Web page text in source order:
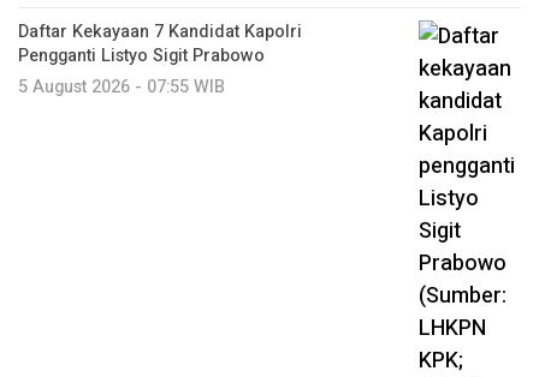
Daftar Kekayaan 7 Kandidat Kapolri
Pengganti Listyo Sigit Prabowo
5 August 2026 - 07:55 WIB